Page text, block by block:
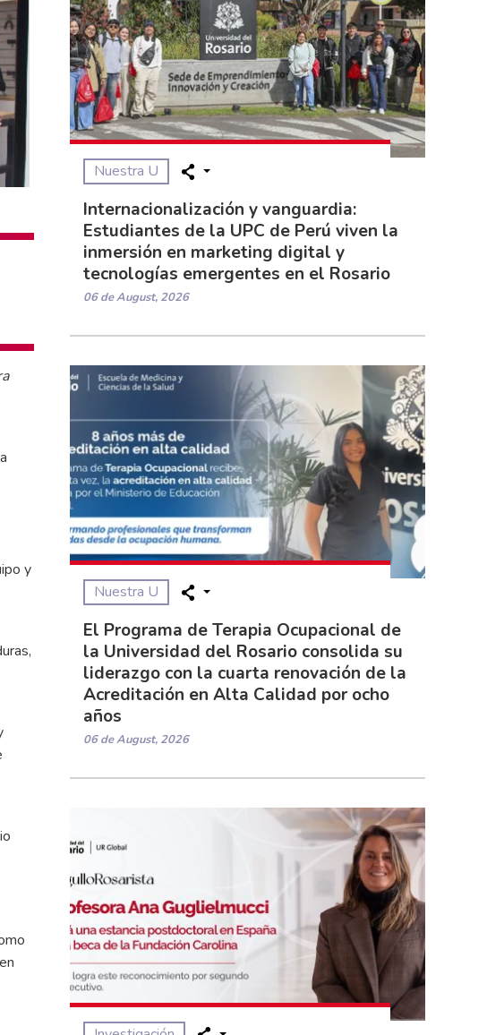
y
Nuestra U
Internacionalización y vanguardia:
Estudiantes de la UPC de Perú viven la
inmersión en marketing digital y
tecnologías emergentes en el Rosario
06 de August, 2026
Nuestra U
El Programa de Terapia Ocupacional de
la Universidad del Rosario consolida su
liderazgo con la cuarta renovación de la
Acreditación en Alta Calidad por ocho
años
06 de August, 2026